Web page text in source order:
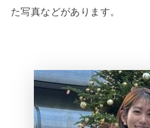
た写真などがあります。